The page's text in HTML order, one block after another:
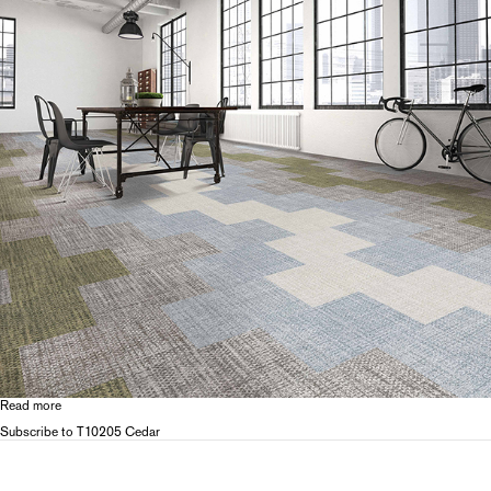
リ
ー
タ
ブ
Read more
Linen
Subscribe to T10205 Cedar